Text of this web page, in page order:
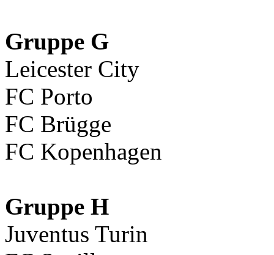
Gruppe G
Leicester City
FC Porto
FC Brügge
FC Kopenhagen
Gruppe H
Juventus Turin